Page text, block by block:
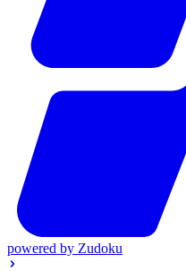
powered by Zudoku